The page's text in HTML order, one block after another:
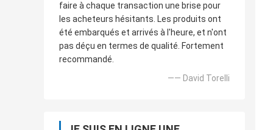
faire à chaque transaction une brise pour
les acheteurs hésitants. Les produits ont
été embarqués et arrivés à l'heure, et n'ont
pas déçu en termes de qualité. Fortement
recommandé.
—— David Torelli